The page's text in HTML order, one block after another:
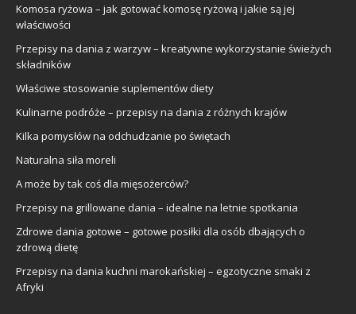
Komosa ryżowa – jak gotować komosę ryżową i jakie są jej
właściwości
Przepisy na dania z warzyw – kreatywne wykorzystanie świeżych
składników
Właściwe stosowanie suplementów diety
Kulinarne podróże – przepisy na dania z różnych krajów
Kilka pomysłów na odchudzanie po świętach
Naturalna siła moreli
A może by tak coś dla mięsożerców?
Przepisy na grillowane dania – idealne na letnie spotkania
Zdrowe dania gotowe – gotowe posiłki dla osób dbających o
zdrową dietę
Przepisy na dania kuchni marokańskiej – egzotyczne smaki z
Afryki